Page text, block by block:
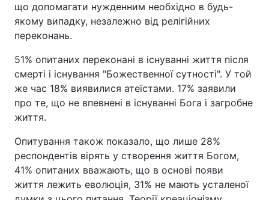
що допомагати нужденним необхідно в будь-
якому випадку, незалежно від релігійних
переконань.
51% опитаних переконані в існуванні життя після
смерті і існування "Божественної сутності". У той
же час 18% виявилися атеїстами. 17% заявили
про те, що не впевнені в існуванні Бога і загробне
життя.
Опитування також показало, що лише 28%
респондентів вірять у створення життя Богом,
41% опитаних вважають, що в основі появи
життя лежить еволюція, 31% не мають усталеної